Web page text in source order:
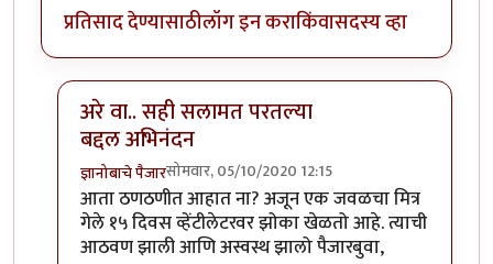
प्रतिसाद देण्यासाठीलॉग इन कराकिंवासदस्य व्हा
अरे वा.. सही सलामत परतल्या
बद्दल अभिनंदन
ज्ञानोबाचे पैजारसोमवार, 05/10/2020 12:15
In reply toमाऊली, तो झाला सोहळाbyअनन्त्_यात्री
आता ठणठणीत आहात ना? अजून एक जवळचा मित्र
गेले १५ दिवस व्हेंटीलेटरवर झोका खेळतो आहे. त्याची
आठवण झाली आणि अस्वस्थ झालो पैजारबुवा,